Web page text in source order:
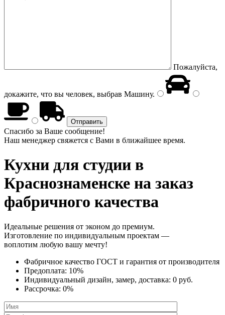
Пожалуйста,
докажите, что вы человек, выбрав Машину.
Спасибо за Ваше сообщение!
Наш менеджер свяжется с Вами в ближайшее время.
Кухни для студии в
Краснознаменске на заказ
фабричного качества
Идеальные решения от эконом до премиум.
Изготовление по индивидуальным проектам —
воплотим любую вашу мечту!
Фабричное качество ГОСТ и гарантия от производителя
Предоплата: 10%
Индивидуальный дизайн, замер, доставка: 0 руб.
Рассрочка: 0%